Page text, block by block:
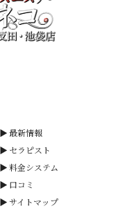
最新情報
セラピスト
料金システム
口コミ
サイトマップ